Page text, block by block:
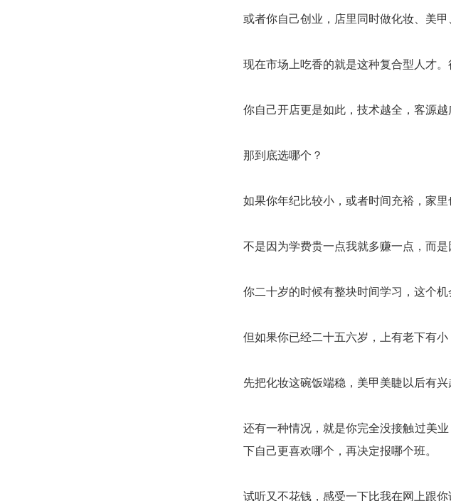
或者你自己创业，店里同时做化妆、美
现在市场上吃香的就是这种复合型人才
你自己开店更是如此，技术越全，客源越
那到底选哪个？
如果你年纪比较小，或者时间充裕，家
不是因为学费贵一点我就多赚一点，而
你二十岁的时候有整块时间学习，这个
但如果你已经二十五六岁，上有老下有
先把化妆这碗饭端稳，美甲美睫以后有
还有一种情况，就是你完全没接触过美
下自己更喜欢哪个，再决定报哪个班。
试听又不花钱，感受一下比我在网上跟你